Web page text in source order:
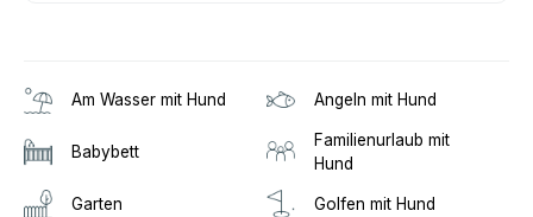
Am Wasser mit Hund Angeln mit Hund
Babybett
Familienurlaub mit
Hund
Garten Golfen mit Hund